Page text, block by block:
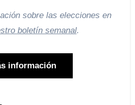
sobre las elecciones en
boletín semanal.
información